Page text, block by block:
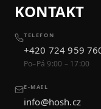
KONTAKT
TELEFON
+420 724 959
Po–Pá 9:00 – 17:00
E-MAIL
info@hosh.cz